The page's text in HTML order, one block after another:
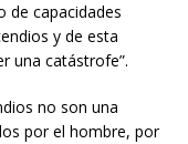
de capacidades
y de esta
una catástrofe”.
no son una
por el hombre, por